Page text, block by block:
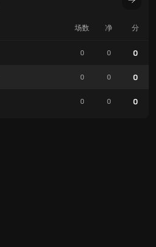
场数 净 分
0 0 0
0 0 0
0 0 0